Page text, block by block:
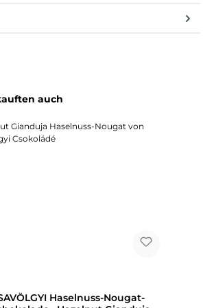
überspringen
auch
Haselnuss-Nougat-